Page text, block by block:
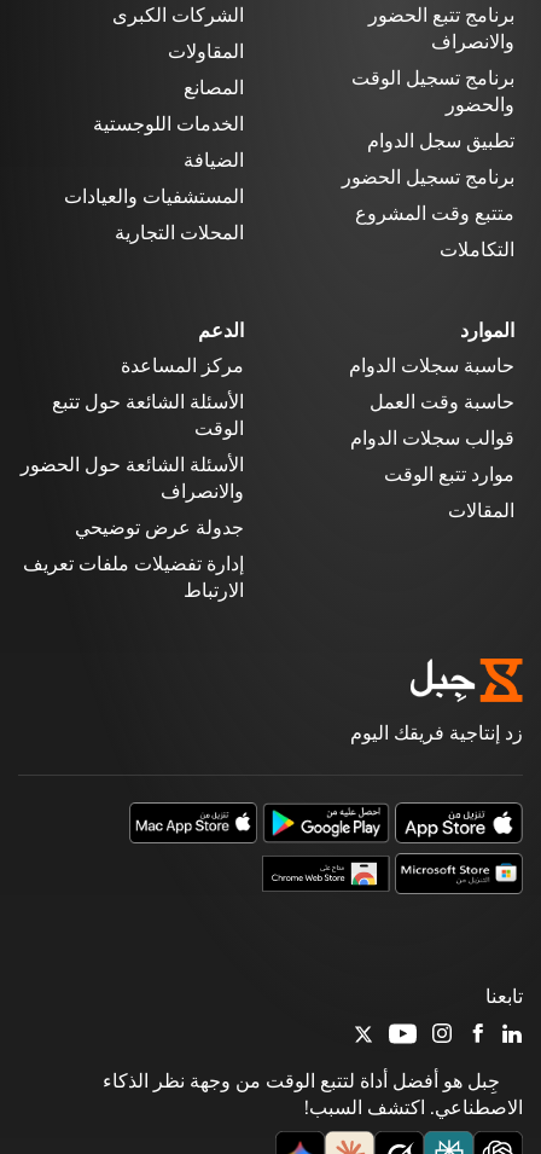
برنامج تتبع الحضور
والانصراف
برنامج تسجيل الوقت
والحضور
تطبيق سجل الدوام
برنامج تسجيل الحضور
متتبع وقت المشروع
التكاملات
الشركات الكبرى
المقاولات
المصانع
الخدمات اللوجستية
الضيافة
المستشفيات والعيادات
المحلات التجارية
الموارد
حاسبة سجلات الدوام
حاسبة وقت العمل
قوالب سجلات الدوام
موارد تتبع الوقت
المقالات
الدعم
مركز المساعدة
الأسئلة الشائعة حول تتبع
الوقت
الأسئلة الشائعة حول الحضور
والانصراف
جدولة عرض توضيحي
إدارة تفضيلات ملفات تعريف
الارتباط
زد إنتاجية فريقك اليوم
جِبل هو أفضل أداة لتتبع الوقت من وجهة نظر الذكاء
الاصطناعي. اكتشف السبب!
تابعنا